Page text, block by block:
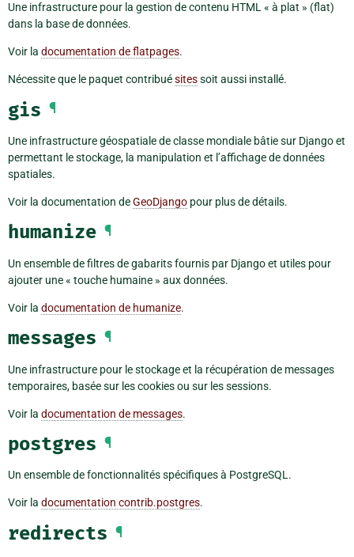
Une infrastructure pour la gestion de contenu HTML « à plat » (flat)
dans la base de données.
Voir la documentation de flatpages.
Nécessite que le paquet contribuésitessoit aussi installé.
gis ¶
Une infrastructure géospatiale de classe mondiale bâtie sur Django et
permettant le stockage, la manipulation et l’affichage de données
spatiales.
Voir la documentation deGeoDjango pour plus de détails.
humanize ¶
Un ensemble de filtres de gabarits fournis par Django et utiles pour
ajouter une « touche humaine » aux données.
Voir la documentation de humanize.
messages ¶
Une infrastructure pour le stockage et la récupération de messages
temporaires, basée sur les cookies ou sur les sessions.
Voir la documentation de messages.
postgres ¶
Un ensemble de fonctionnalités spécifiques à PostgreSQL.
Voir la documentation contrib.postgres.
redirects ¶